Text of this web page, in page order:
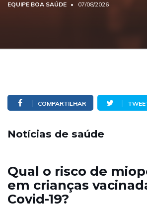
EQUIPE BOA SAÚDE 07/08/2026
COMPARTILHAR
Notícias de saúde
Qual o risco de
em crianças
Covid-19?